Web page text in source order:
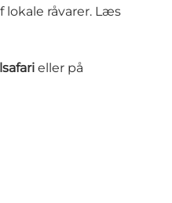
lokale råvarer. Læs
eller på